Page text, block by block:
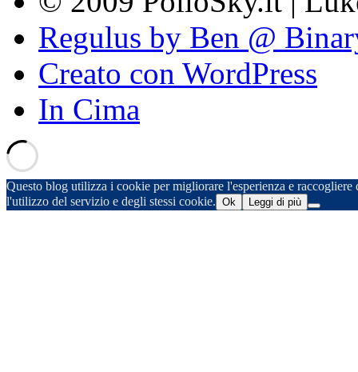
Regulus by Ben @
Creato con WordPress
In Cima
Questo blog utilizza i cookie per migliorare l'esperienza e
l'utilizzo del servizio e degli stessi cookie. Ok Leggi di più